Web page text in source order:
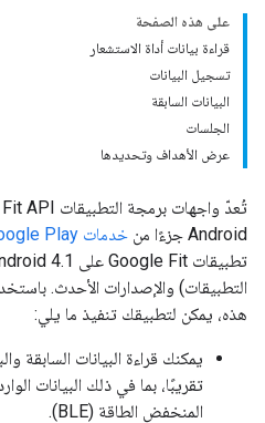
على هذه الصفحة
قراءة بيانات أداة الاستشعار
تسجيل البيانات
البيانات السابقة
الجلسات
عرض الأهداف وتحديدها
Android جزءًا من
خدمات Google Play
التطبيقات) والإصدارات الأحدث.
هذه، يمكن لتطبيقك تنفيذ ما يلي:
يمكنك قراءة البيانات السابقة
تقريبًا، بما في ذلك البيانات
المنخفض الطاقة (BLE).